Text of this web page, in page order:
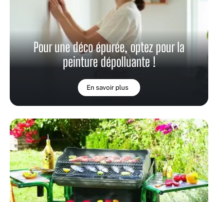
Pour une déco épurée, optez pour la
peinture dépolluante !
En savoir plus